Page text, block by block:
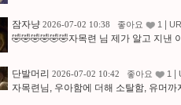
잠자냥 2026-07-02 10:38 좋아요 1
🤣🤣🤣🤣🤣🤣자목련 님 제가 알고 지낸
단발머리 2026-07-02 10:42 좋아요 1
자목련님, 우아함에 더해 소탈함, 유머